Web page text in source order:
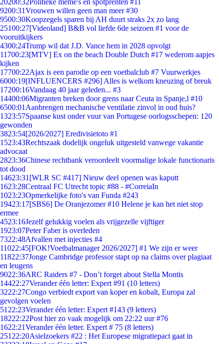
20200:32Politieke meme's en spotprenten #11
9200:31Vrouwen willen geen man meer #30
9500:30Koopzegels sparen bij AH duurt straks 2x zo lang
25100:27[Videoland] B&B vol liefde 6de seizoen #1 voor de
vooruitkijkers
4300:24Trump wil dat J.D. Vance hem in 2028 opvolgt
11700:23[MTV] Ex on the beach Double Dutch #17 wederom aapjes
kijken
17700:22Ajax is een parodie op een voetbalclub #7 Vuurwerkjes
6000:19[INFLUENCERS #296] Alles is welkom kneuzing of breuk
17200:16Vandaag 40 jaar geleden... #3
14400:06Migranten breken door grens naar Ceuta in Spanje,l #10
6500:01 Aanbrengen mechanische ventilatie zinvol in oud huis?
1323:57Spaanse kust onder vuur van Portugese oorlogsschepen: 120
gewonden
3823:54[2026/2027] Eredivisietoto #1
1523:43Rechtszaak dodelijk ongeluk uitgesteld vanwege vakantie
advocaat
2823:36Chinese rechtbank veroordeelt voormalige lokale functionaris
tot dood
14623:31 [WLR SC #417] Nieuw deel openen was kaputt
1623:28Centraal FC Utrecht topic #88 - #CorreiaIn
1023:23Opmerkelijke foto's van Funda #243
19423:17[SBS6] De Oranjezomer #10 Helene je kan het niet stop
ermee
4523:16Jezelf gelukkig voelen als vrijgezelle vijftiger
1923:07Peter Faber is overleden
7322:48Afvallen met injecties #4
11022:45[FOK!Voetbalmanager 2026/2027] #1 We zijn er weer
11822:37Jonge Cambridge professor stapt op na claims over plagiaat
en leugens
9022:36ARC Raiders #7 - Don’t forget about Stella Montis
14422:27Verander één letter: Expert #91 (10 letters)
3222:27Congo verbiedt export van koper en kobalt, Europa zal
gevolgen voelen
51 22:23Verander één letter: Expert #143 (9 letters)
18222:22Post hier zo vaak mogelijk om 22:22 uur #76
1622:21Verander één letter. Expert # 75 (8 letters)
251 22:20Asielzoekers #22 : Het Europese migratiepact gaat in